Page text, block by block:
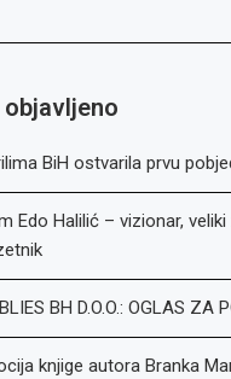
BiH ostvarila prvu
Edo Halilić – vizionar,
BH D.O.O.: OGLAS ZA
knjige autora Branka